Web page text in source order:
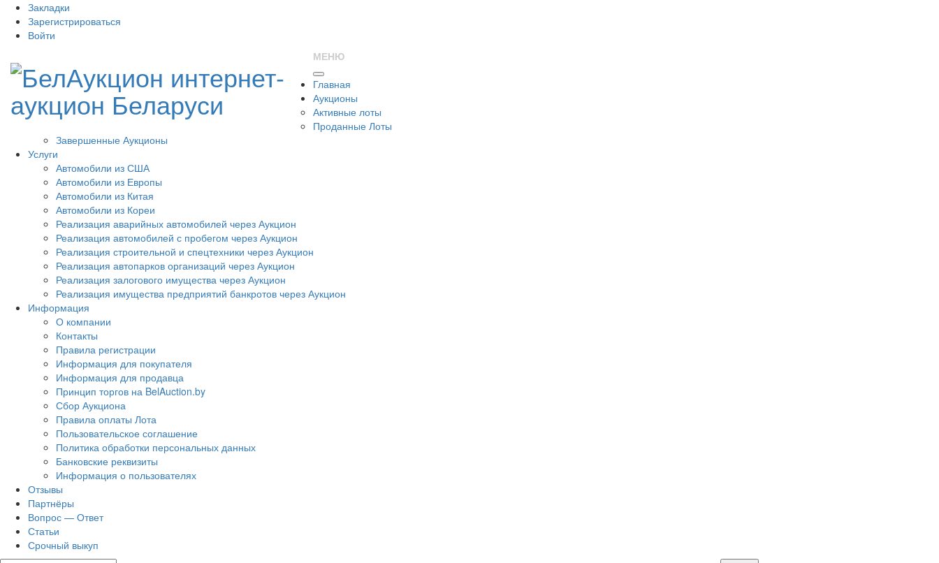
Закладки
Зарегистрироваться
Войти
МЕНЮ
Главная
Аукционы
Активные лоты
Проданные Лоты
Завершенные Аукционы
Услуги
Автомобили из США
Автомобили из Европы
Автомобили из Китая
Автомобили из Кореи
Реализация аварийных автомобилей через Аукцион
Реализация автомобилей с пробегом через Аукцион
Реализация строительной и спецтехники через Аукцион
Реализация автопарков организаций через Аукцион
Реализация залогового имущества через Аукцион
Реализация имущества предприятий банкротов через Аукцион
Информация
О компании
Контакты
Правила регистрации
Информация для покупателя
Информация для продавца
Принцип торгов на BelAuction.by
Сбор Аукциона
Правила оплаты Лота
Пользовательское соглашение
Политика обработки персональных данных
Банковские реквизиты
Информация о пользователях
Отзывы
Партнёры
Вопрос — Ответ
Статьи
Срочный выкуп